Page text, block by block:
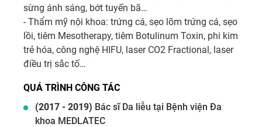
sừng ánh sáng, bớt tuyến bã…
- Thẩm mỹ nội khoa: trứng cá, sẹo lõm trứng cá, sẹo
lồi, tiêm Mesotherapy, tiêm Botulinum Toxin, phi kim
trẻ hóa, công nghệ HIFU, laser CO2 Fractional, laser
điều trị sắc tố…
QUÁ TRÌNH CÔNG TÁC
(2017 - 2019) Bác sĩ Da liễu tại Bệnh viện Đa
khoa MEDLATEC